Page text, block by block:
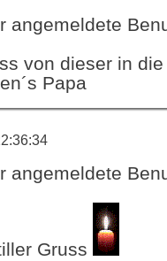
angemeldete
von dieser in
Papa
angemeldete
Gruss